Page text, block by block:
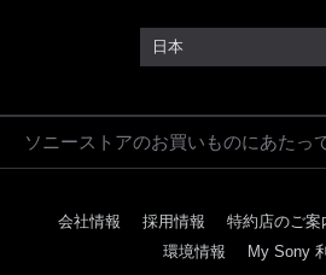
日本
ソニーストアのお買いものにあたっ
会社情報 採用情報 特約店のご案
環境情報
My Sony